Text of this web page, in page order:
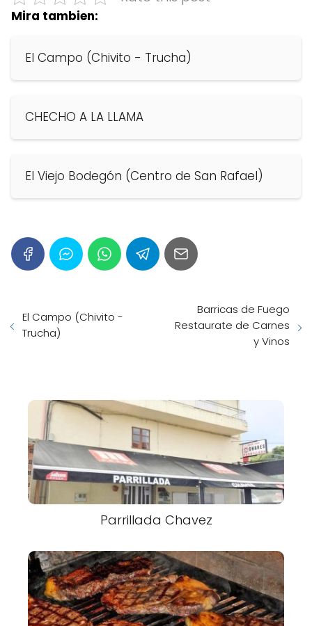
Mira tambien:
El Campo (Chivito - Trucha)
CHECHO A LA LLAMA
El Viejo Bodegón (Centro de San Rafael)
El Campo (Chivito -
Trucha)
Barricas de Fuego
Restaurate de Carnes
y Vinos
Parrillada Chavez